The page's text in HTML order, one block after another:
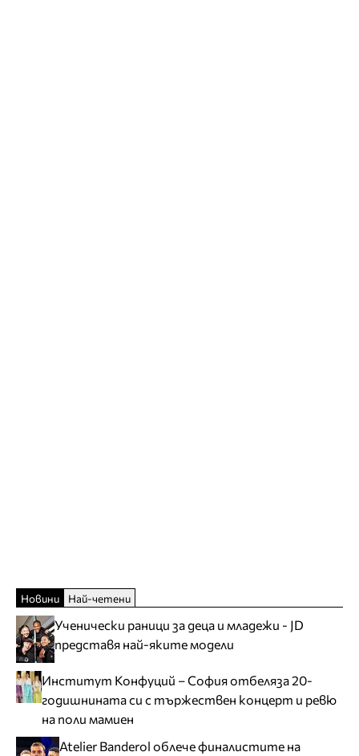
Новини Най-четени
Ученически раници за деца и младежи - JD
представя най-яките модели
Институт Конфуций – София отбеляза 20-
годишнината си с тържествен концерт и ревю
на поли мамиен
Atelier Banderol облече финалистите на